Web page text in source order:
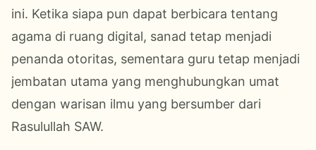
ini. Ketika siapa pun dapat berbicara tentang
agama di ruang digital, sanad tetap menjadi
penanda otoritas, sementara guru tetap menjadi
jembatan utama yang menghubungkan umat
dengan warisan ilmu yang bersumber dari
Rasulullah SAW.